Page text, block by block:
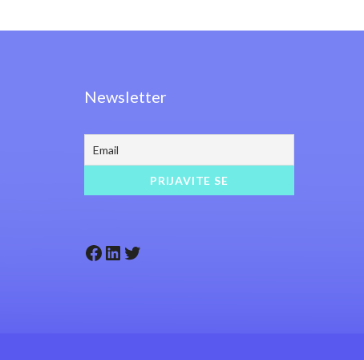
Newsletter
Facebook LinkedIn Twitter